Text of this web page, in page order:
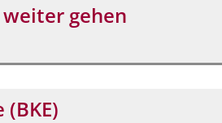
weiter gehen